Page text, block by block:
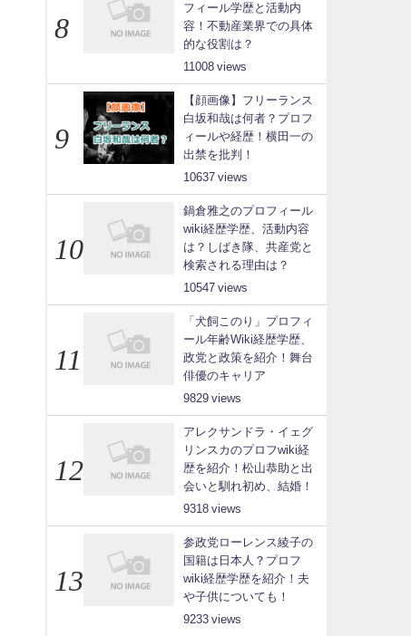
フィール学歴と活動内
容！不動産業界での具体
的な役割は？
11008
【顔画像】フリーランス
白坂和哉は何者？プロフ
ィールや経歴！横田一の
出禁を批判！
10637
鍋倉雅之のプロフィール
wiki経歴学歴、活動内容
は？しばき隊、共産党と
検索される理由は？
10547
「犬飼このり」プロフィ
ール年齢Wiki経歴学歴、
政党と政策を紹介！舞台
俳優のキャリア
9829
アレクサンドラ・イェグ
リンスカのプロフwiki経
歴を紹介！松山恭助と出
会いと馴れ初め、結婚！
9318
参政党ローレンス綾子の
国籍は日本人？プロフ
wiki経歴学歴を紹介！夫
や子供についても！
9233